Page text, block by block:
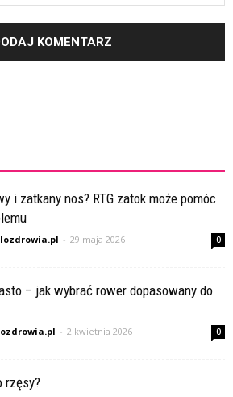
i zatkany nos? RTG zatok może pomóc
- 29 maja 2026 0
– jak wybrać rower dopasowany do
- 2 kwietnia 2026 0
rzęsy?